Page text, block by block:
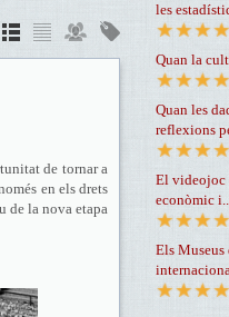
de tornar a
en els drets
de la nova etapa
les
Quan la
Quan les
reflexions
El videojoc
econòmic
Els